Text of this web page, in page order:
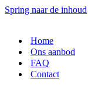
Spring naar de inhoud
Home
Ons aanbod
FAQ
Contact